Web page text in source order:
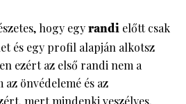
hogy egyrandi előtt csak
és egy profil alapján alkotsz
ezért az első randi nem a
önvédelemé és az
mert mindenki veszélyes,